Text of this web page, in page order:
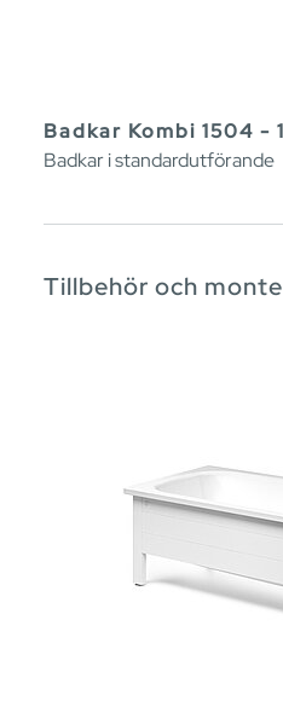
Badkar Kombi 1504 -
Badkar i standardutförande
Tillbehör och